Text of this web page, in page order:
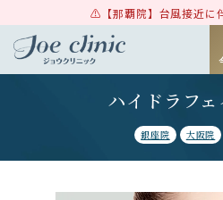
【那覇院】台風接近
ハイドラフ
銀座院 大阪院